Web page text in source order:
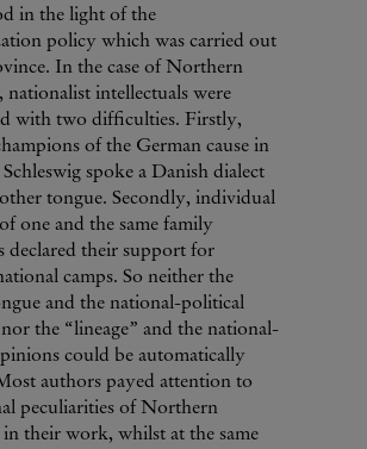
in the light of the
policy which was carried out
In the case of Northern
nationalist intellectuals were
with two difficulties. Firstly,
of the German cause in
spoke a Danish dialect
tongue. Secondly, individual
one and the same family
declared their support for
camps. So neither the
and the national-political
the “lineage” and the national-
could be automatically
authors payed attention to
peculiarities of Northern
in their work, whilst at the same